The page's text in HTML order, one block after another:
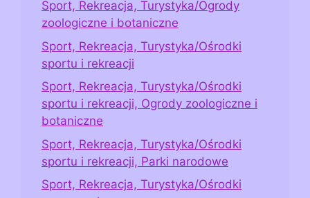
Sport, Rekreacja, Turystyka/Ogrody
zoologiczne i botaniczne
Sport, Rekreacja, Turystyka/Ośrodki
sportu i rekreacji
Sport, Rekreacja, Turystyka/Ośrodki
sportu i rekreacji, Ogrody zoologiczne i
botaniczne
Sport, Rekreacja, Turystyka/Ośrodki
sportu i rekreacji, Parki narodowe
Sport, Rekreacja, Turystyka/Ośrodki